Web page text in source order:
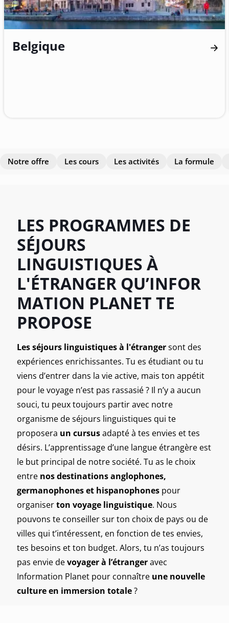
Belgique
Notre offre Les cours Les activités La formule
LES PROGRAMMES DE
SÉJOURS
LINGUISTIQUES À
L'ÉTRANGER QU’INFOR
MATION PLANET TE
PROPOSE
Les séjours linguistiques à l'étrangersont des
expériences enrichissantes. Tu es étudiant ou tu
viens d’entrer dans la vie active, mais ton appétit
pour le voyage n’est pas rassasié ? Il n’y a aucun
souci, tu peux toujours partir avec notre
organisme de séjours linguistiques qui te
proposera un cursusadapté à tes envies et tes
désirs. L’apprentissage d’une langue étrangère est
le but principal de notre société. Tu as le choix
entre nos destinations anglophones,
germanophones et hispanophones pour
organiserton voyage linguistique. Nous
pouvons te conseiller sur ton choix de pays ou de
villes qui t’intéressent, en fonction de tes envies,
tes besoins et ton budget. Alors, tu n’as toujours
pas envie devoyager à l’étrangeravec
Information Planet pour connaître une nouvelle
culture en immersion totale?